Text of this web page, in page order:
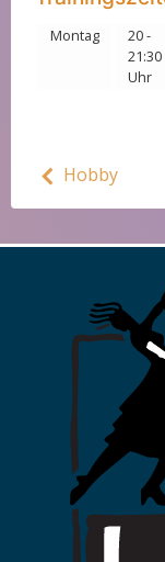
Montag
20 -
21:30
Uhr
Hobby